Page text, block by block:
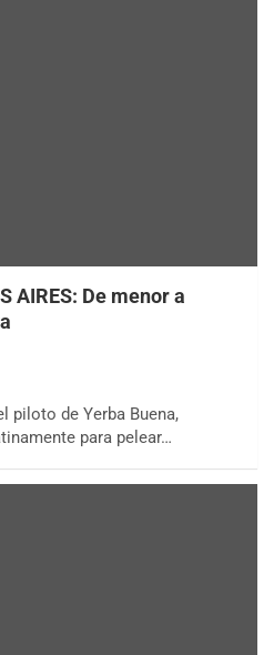
AIRES: De menor a
piloto de Yerba Buena,
para pelear…